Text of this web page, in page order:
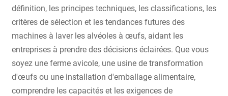
définition, les principes techniques, les classifications, les
critères de sélection et les tendances futures des
machines à laver les alvéoles à œufs, aidant les
entreprises à prendre des décisions éclairées. Que vous
soyez une ferme avicole, une usine de transformation
d'œufs ou une installation d'emballage alimentaire,
comprendre les capacités et les exigences de